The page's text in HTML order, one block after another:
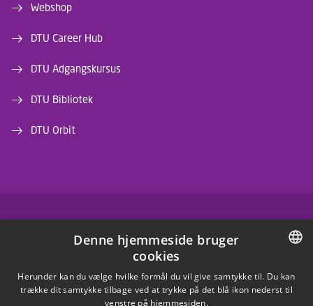
Webshop
DTU Career Hub
DTU Adgangskursus
DTU Bibliotek
DTU Orbit
INSTAGRAM
LINKEDIN
DANISH
Denne hjemmeside bruger
cookies
Herunder kan du vælge hvilke formål du vil give samtykke til. Du kan
trække dit samtykke tilbage ved at trykke på det blå ikon nederst til
venstre på hjemmesiden.